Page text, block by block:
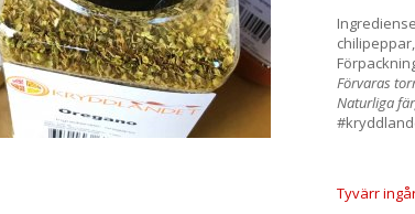
Förvaras
Naturliga
Tyvärr